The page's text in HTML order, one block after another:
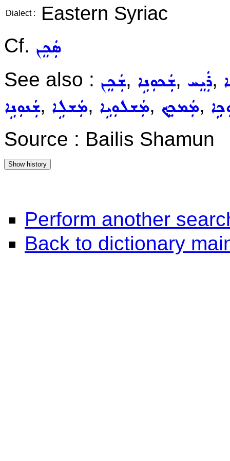
Dialect :
Eastern Syriac
Cf. ܣܲܟܸܢ
See also : ܫܲܟܸܢ, ܫܲܟܘܼܢܹܐ, ܪܲܝܸܚ,
ܫܲܢܘܼܢܹܐ, ܡܲܫܠܹܐ, ܡܲܫܠܘܼܝܹܐ, ܡܲܡܟܸܟ݂,
Source : Bailis Shamun
Perform another
Back to dictionary